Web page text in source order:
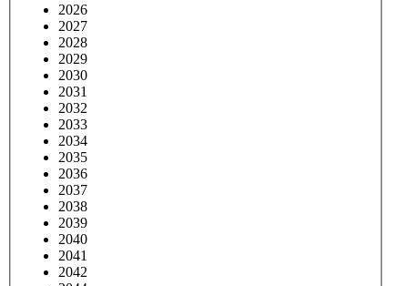
2026
2027
2028
2029
2030
2031
2032
2033
2034
2035
2036
2037
2038
2039
2040
2041
2042